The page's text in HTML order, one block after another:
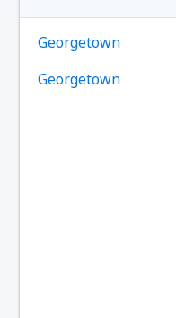
Georgetown
Georgetown